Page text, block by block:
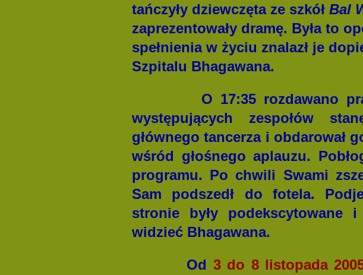
tańczyły dziewczęta ze szkół Bal
zaprezentowały dramę. Była to
spełnienia w życiu znalazł je
Szpitalu Bhagawana.
O 17:35 rozdawano
występujących zespołów
głównego tancerza i obdarował
wśród głośnego aplauzu.
programu. Po chwili Swami
Sam podszedł do fotela.
stronie były podekscytowane
widzieć Bhagawana.
Od 3 do 8 listopada